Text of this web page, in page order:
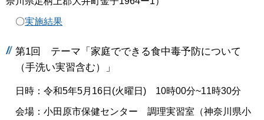
〇実施結果
第1回 テーマ「家庭でできる食中毒予防について
（手洗い実習含む）」
日時：令和5年5月16日(火曜日) 10時00分~11時30分
会場：小田原市保健センター 調理実習室（神奈川県小